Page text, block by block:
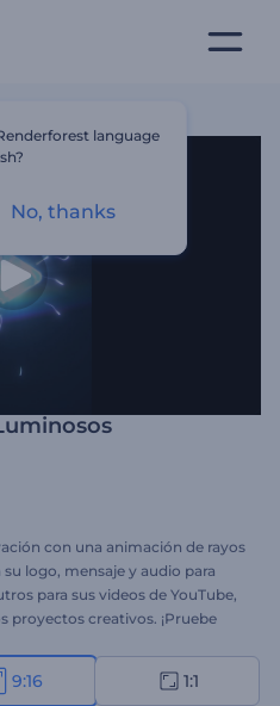
con una animación de rayos
logo, mensaje y audio para
para sus videos de YouTube,
proyectos creativos. ¡Pruebe
9:16 1:1
language
No, thanks